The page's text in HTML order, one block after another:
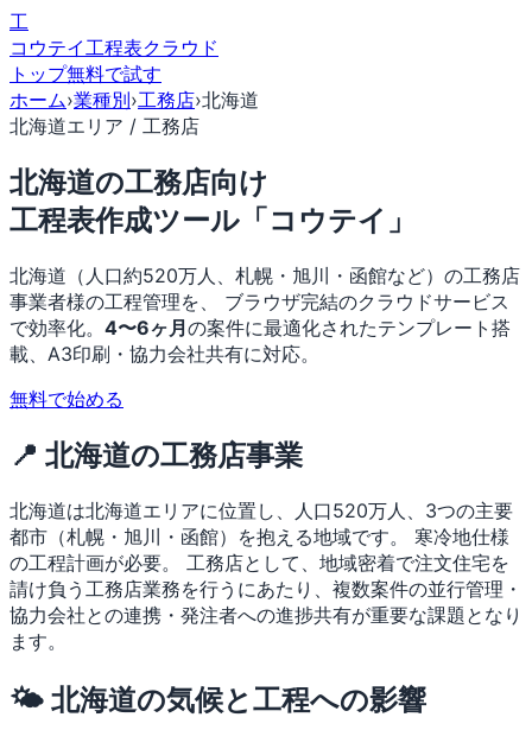
工
コウテイ工程表クラウド
トップ無料で試す
ホーム›業種別›工務店›北海道
北海道エリア / 工務店
北海道の工務店向け
工程表作成ツール「コウテイ」
北海道（人口約520万人、札幌・旭川・函館など）の工務店
事業者様の工程管理を、 ブラウザ完結のクラウドサービス
で効率化。 4〜6ヶ月の案件に最適化されたテンプレート搭
載、A3印刷・協力会社共有に対応。
無料で始める
📍 北海道の工務店事業
北海道は北海道エリアに位置し、人口520万人、3つの主要
都市（札幌・旭川・函館）を抱える地域です。 寒冷地仕様
の工程計画が必要。
工務店として、地域密着で注文住宅を
請け負う工務店業務を行うにあたり、複数案件の並行管理・
協力会社との連携・発注者への進捗共有が重要な課題となり
ます。
🌤 北海道の気候と工程への影響